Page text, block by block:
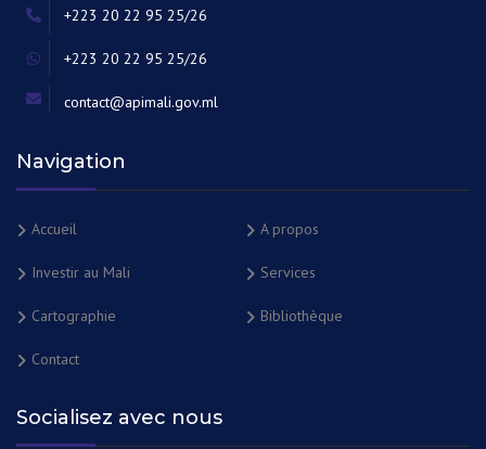
+223 20 22 95 25/26
+223 20 22 95 25/26
contact@apimali.gov.ml
Navigation
Accueil A propos
Investir au Mali Services
Cartographie Bibliothèque
Contact
Socialisez avec nous